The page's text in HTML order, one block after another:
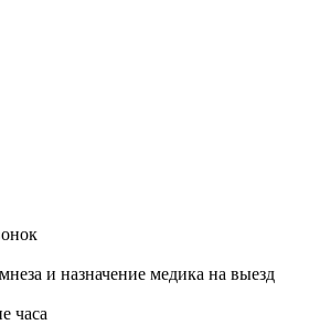
и назначение медика на выезд
часа